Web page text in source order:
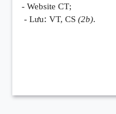
- Website СТ;
- Lưu: VT, CS (2b).